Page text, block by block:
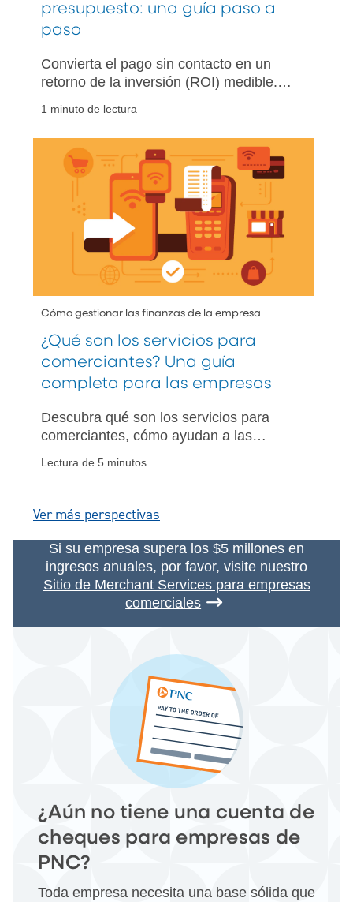
presupuesto: una guía paso a
paso
Convierta el pago sin contacto en un
retorno de la inversión (ROI) medible.
lanzamiento paso a paso para pequeñas
empresas.
1 minuto de lectura
Cómo gestionar las finanzas de la empresa
¿Qué son los servicios para
comerciantes? Una guía
completa para las empresas
Descubra qué son los servicios para
comerciantes, cómo ayudan a las
de caja.
Lectura de 5 minutos
Ver más perspectivas
Si su empresa supera los $5 millones en
ingresos anuales, por favor, visite nuestro
Sitio de Merchant Services para empresas
comerciales
¿Aún no tiene una cuenta de
cheques para empresas de
PNC?
Toda empresa necesita una base sólida que